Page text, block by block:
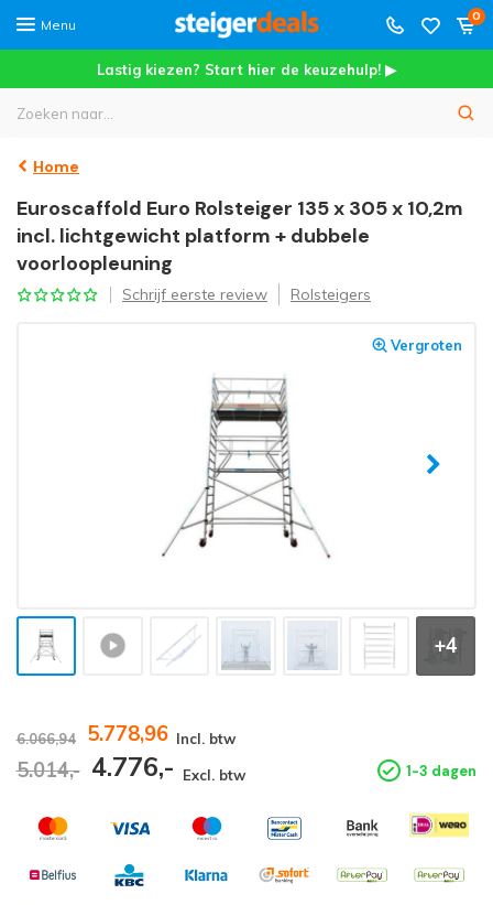
Menu
0
Lastig kiezen? Start hier de keuzehulp! ▶
Home
Euroscaffold Euro Rolsteiger 135 x 305 x 10,2m
incl. lichtgewicht platform + dubbele
voorloopleuning
Schrijf eerste review Rolsteigers
Vergroten
+4
6.066,94 5.778,96 Incl. btw
5.014,- 4.776,- Excl. btw 1-3 dagen